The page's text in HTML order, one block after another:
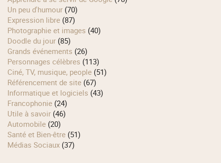
Un peu d'humour (70)
Expression libre (87)
Photographie et images (40)
Doodle du jour (85)
Grands événements (26)
Personnages célèbres (113)
Ciné, TV, musique, people (51)
Référencement de site (67)
Informatique et logiciels (43)
Francophonie (24)
Utile à savoir (46)
Automobile (20)
Santé et Bien-être (51)
Médias Sociaux (37)